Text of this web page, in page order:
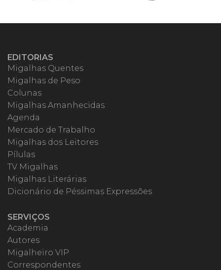
EDITORIAS
Migalhas Quentes
Migalhas de Peso
Colunas
Migalhas Amanhecidas
Agenda
Mercado de Trabalho
Migalhas dos Leitores
Pílulas
TV Migalhas
Migalhas Literárias
Dicionário de Péssimas Expressões
SERVIÇOS
Academia
Autores
Migalheiro VIP
Correspondentes